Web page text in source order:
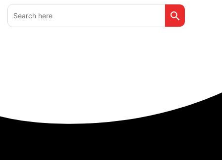
Search
for:
Search Button